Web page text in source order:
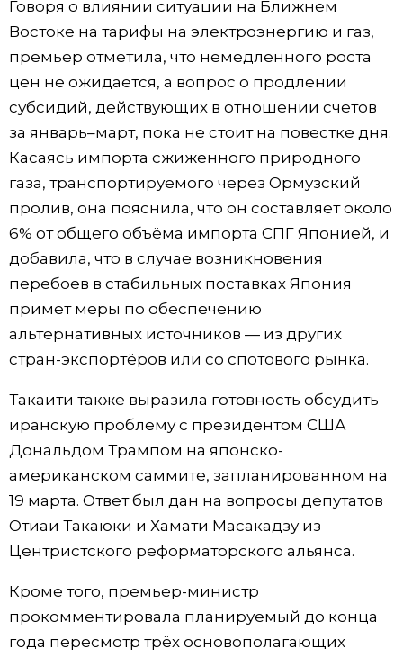
Технологии
Токио
От редакции
Говоря о влиянии ситуации на Ближнем
Востоке на тарифы на электроэнергию и газ,
премьер отметила, что немедленного роста
цен не ожидается, а вопрос о продлении
субсидий, действующих в отношении счетов
за январь–март, пока не стоит на повестке дня.
Касаясь импорта сжиженного природного
газа, транспортируемого через Ормузский
пролив, она пояснила, что он составляет около
6% от общего объёма импорта СПГ Японией, и
добавила, что в случае возникновения
перебоев в стабильных поставках Япония
примет меры по обеспечению
альтернативных источников — из других
стран-экспортёров или со спотового рынка.
Такаити также выразила готовность обсудить
иранскую проблему с президентом США
Дональдом Трампом на японско-
американском саммите, запланированном на
19 марта. Ответ был дан на вопросы депутатов
Отиаи Такаюки и Хамати Масакадзу из
Центристского реформаторского альянса.
Кроме того, премьер-министр
прокомментировала планируемый до конца
года пересмотр трёх основополагающих